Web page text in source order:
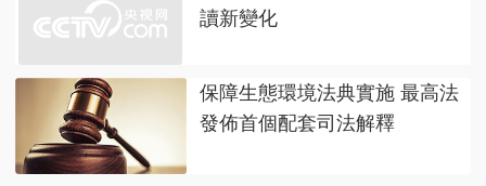
讀新變化
保障生態環境法典實施 最高法
發佈首個配套司法解釋